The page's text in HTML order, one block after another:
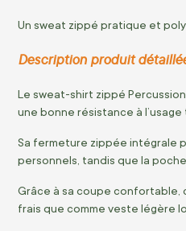
Un sweat zippé pratique et
Description produit
Le sweat-shirt zippé
une bonne résistance à
Sa fermeture zippée intégrale
personnels, tandis que la
Grâce à sa coupe confortable,
frais que comme veste légère